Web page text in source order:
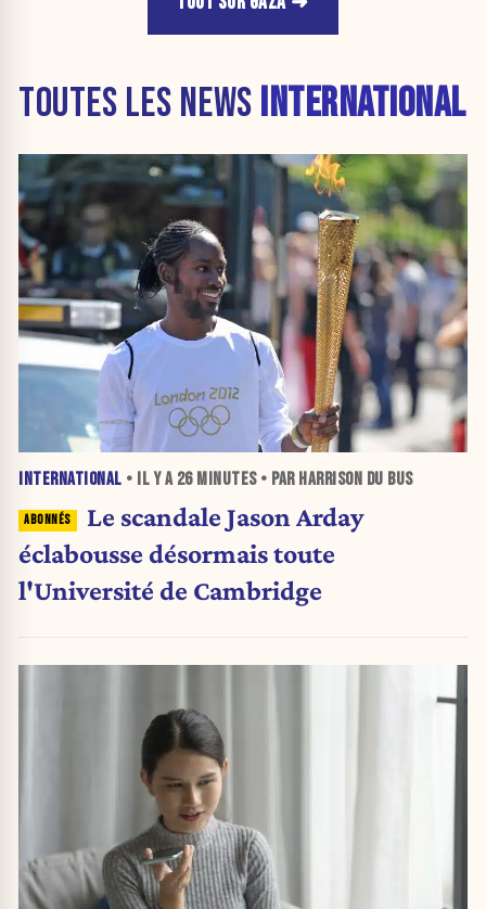
TOUTES LES NEWS INTERNATIONAL
INTERNATIONAL • IL Y A 26 MINUTES• PAR HARRISON DU BUS
Le scandale Jason Arday
éclabousse désormais toute
l'Université de Cambridge